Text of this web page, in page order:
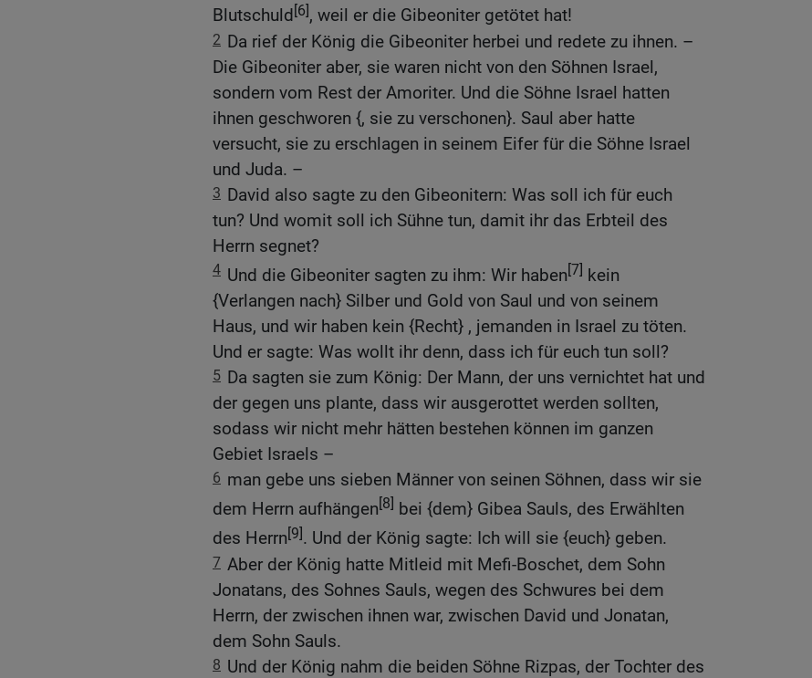
Blutschuld [6], weil er die Gibeoniter getötet hat!
2 Da rief der König die Gibeoniter herbei und redete zu ihnen. –
Die Gibeoniter aber, sie waren nicht von den Söhnen Israel,
sondern vom Rest der Amoriter. Und die Söhne Israel hatten
ihnen geschworen {, sie zu verschonen}. Saul aber hatte
versucht, sie zu erschlagen in seinem Eifer für die Söhne Israel
und Juda. –
3 David also sagte zu den Gibeonitern: Was soll ich für euch
tun? Und womit soll ich Sühne tun, damit ihr das Erbteil des
Herrn segnet?
4 Und die Gibeoniter sagten zu ihm: Wir haben[7] kein
{Verlangen nach} Silber und Gold von Saul und von seinem
Haus, und wir haben kein {Recht} , jemanden in Israel zu töten.
Und er sagte: Was wollt ihr denn, dass ich für euch tun soll?
5 Da sagten sie zum König: Der Mann, der uns vernichtet hat und
der gegen uns plante, dass wir ausgerottet werden sollten,
sodass wir nicht mehr hätten bestehen können im ganzen
Gebiet Israels –
6 man gebe uns sieben Männer von seinen Söhnen, dass wir sie
dem Herrn aufhängen[8] bei {dem} Gibea Sauls, des Erwählten
des Herrn[9]. Und der König sagte: Ich will sie {euch} geben.
7 Aber der König hatte Mitleid mit Mefi-Boschet, dem Sohn
Jonatans, des Sohnes Sauls, wegen des Schwures bei dem
Herrn, der zwischen ihnen war, zwischen David und Jonatan,
dem Sohn Sauls.
8 Und der König nahm die beiden Söhne Rizpas, der Tochter des